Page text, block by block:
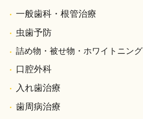
一般歯科・根管治療
虫歯予防
詰め物・被せ物・ホワイトニング
口腔外科
入れ歯治療
歯周病治療